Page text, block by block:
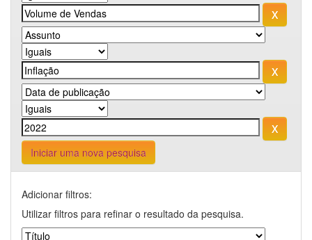
Iniciar uma nova pesquisa
Adicionar filtros:
Utilizar filtros para refinar o resultado da pesquisa.